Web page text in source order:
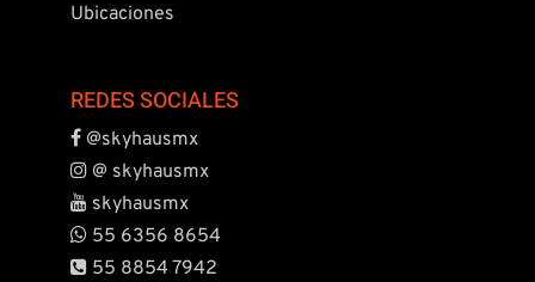
Ubicaciones
REDES SOCIALES
@skyhausmx
@ skyhausmx
skyhausmx
55 6356 8654
55 8854 7942